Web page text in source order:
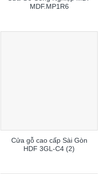
MDF.MP1R6
Cửa gỗ cao cấp Sài Gòn
HDF 3GL-C4 (2)